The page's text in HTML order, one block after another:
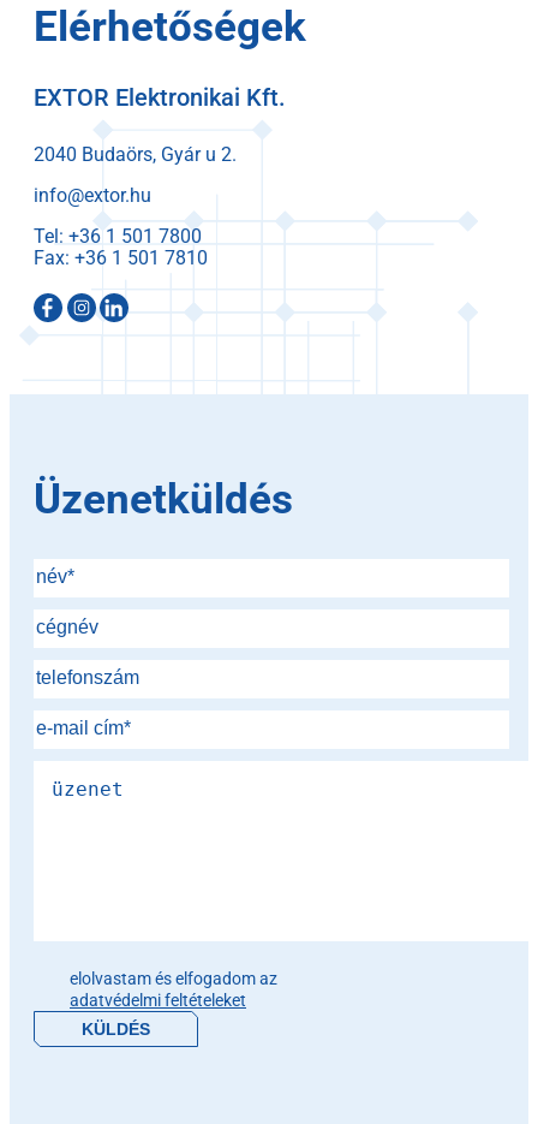
Elérhetőségek
EXTOR Elektronikai Kft.
2040 Budaörs, Gyár u 2.
info@extor.hu
Tel:
Fax:
Üzenetküldés
elolvastam és elfogadom az
adatvédelmi feltételeket